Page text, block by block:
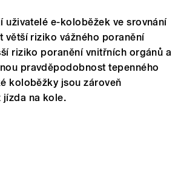
uživatelé e-koloběžek ve srovnání
větší riziko vážného poranění
riziko poranění vnitřních orgánů a
pravděpodobnost tepenného
koloběžky jsou zároveň
jízda na kole.